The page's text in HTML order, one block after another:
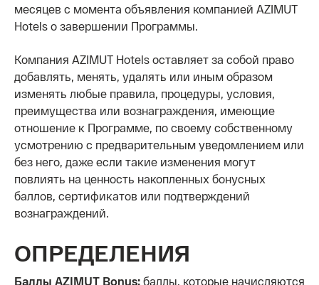
месяцев с момента объявления компанией AZIMUT
Hotels о завершении Программы.
Компания AZIMUT Hotels оставляет за собой право
добавлять, менять, удалять или иным образом
изменять любые правила, процедуры, условия,
преимущества или вознаграждения, имеющие
отношение к Программе, по своему собственному
усмотрению с предварительным уведомлением или
без него, даже если такие изменения могут
повлиять на ценность накопленных бонусных
баллов, сертификатов или подтверждений
вознаграждений.
ОПРЕДЕЛЕНИЯ
Баллы AZIMUT Bonus: баллы, которые начисляются